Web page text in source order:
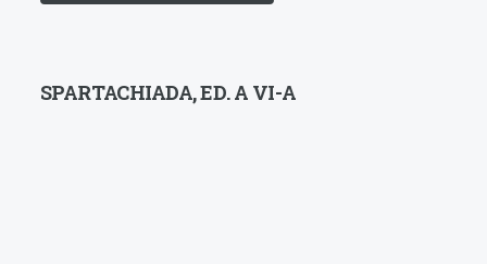
SPARTACHIADA, ED. A VI-A